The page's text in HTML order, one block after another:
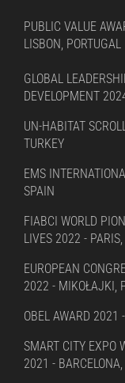
PUBLIC VALUE
LISBON, PORTUGAL
GLOBAL
DEVELOPMENT
UN-HABITAT
TURKEY
EMS
SPAIN
FIABCI WORLD
LIVES 2022 -
EUROPEAN
2022 - MIKOŁAJKI,
OBEL AWARD 2021
SMART CITY EXPO
2021 -